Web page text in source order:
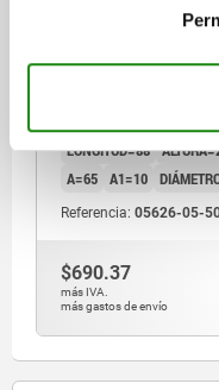
LONGITUD=88
A=65 A1=10
Referencia: 05626-05-
$690.37
más IVA.
más gastos de envío